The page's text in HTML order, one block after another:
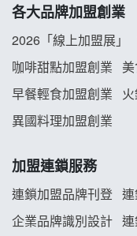
阿性情趣無人販
龍涎居好湯加盟
韓金量加盟說明會
義氣豐發雞加盟
各大品牌加盟創業
2026「線上加盟展」
咖啡甜點加盟創業
早餐輕食加盟創業
異國料理加盟創業
加盟連鎖服務
連鎖加盟品牌刊登
企業品牌識別設計